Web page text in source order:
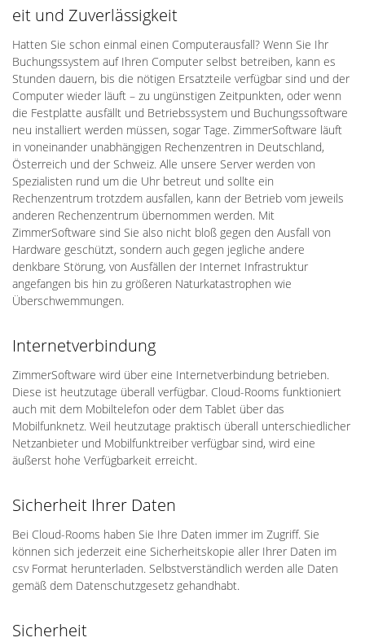
eit und Zuverlässigkeit
Hatten Sie schon einmal einen Computerausfall? Wenn Sie Ihr
Buchungssystem auf Ihren Computer selbst betreiben, kann es
Stunden dauern, bis die nötigen Ersatzteile verfügbar sind und der
Computer wieder läuft – zu ungünstigen Zeitpunkten, oder wenn
die Festplatte ausfällt und Betriebssystem und Buchungssoftware
neu installiert werden müssen, sogar Tage. ZimmerSoftware läuft
in voneinander unabhängigen Rechenzentren in Deutschland,
Österreich und der Schweiz. Alle unsere Server werden von
Spezialisten rund um die Uhr betreut und sollte ein
Rechenzentrum trotzdem ausfallen, kann der Betrieb vom jeweils
anderen Rechenzentrum übernommen werden. Mit
ZimmerSoftware sind Sie also nicht bloß gegen den Ausfall von
Hardware geschützt, sondern auch gegen jegliche andere
denkbare Störung, von Ausfällen der Internet Infrastruktur
angefangen bis hin zu größeren Naturkatastrophen wie
Überschwemmungen.
Internetverbindung
ZimmerSoftware wird über eine Internetverbindung betrieben.
Diese ist heutzutage überall verfügbar. Cloud-Rooms funktioniert
auch mit dem Mobiltelefon oder dem Tablet über das
Mobilfunknetz. Weil heutzutage praktisch überall unterschiedlicher
Netzanbieter und Mobilfunktreiber verfügbar sind, wird eine
äußerst hohe Verfügbarkeit erreicht.
Sicherheit Ihrer Daten
Bei Cloud-Rooms haben Sie Ihre Daten immer im Zugriff. Sie
können sich jederzeit eine Sicherheitskopie aller Ihrer Daten im
csv ­Format herunterladen. Selbstverständlich werden alle Daten
gemäß dem Datenschutzgesetz gehandhabt.
Sicherheit